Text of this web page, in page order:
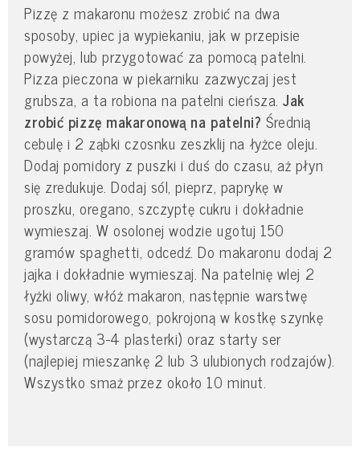
Pizzę z makaronu możesz zrobić na dwa
sposoby, upiec ja wypiekaniu, jak w przepisie
powyżej, lub przygotować za pomocą patelni.
Pizza pieczona w piekarniku zazwyczaj jest
grubsza, a ta robiona na patelni cieńsza.Jak
zrobić pizzę makaronową na patelni? Średnią
cebulę i 2 ząbki czosnku zeszklij na łyżce oleju.
Dodaj pomidory z puszki i duś do czasu, aż płyn
się zredukuje. Dodaj sól, pieprz, paprykę w
proszku, oregano, szczyptę cukru i dokładnie
wymieszaj. W osolonej wodzie ugotuj 150
gramów spaghetti, odcedź. Do makaronu dodaj 2
jajka i dokładnie wymieszaj. Na patelnię wlej 2
łyżki oliwy, włóż makaron, następnie warstwę
sosu pomidorowego, pokrojoną w kostkę szynkę
(wystarczą 3-4 plasterki) oraz starty ser
(najlepiej mieszankę 2 lub 3 ulubionych rodzajów).
Wszystko smaż przez około 10 minut.